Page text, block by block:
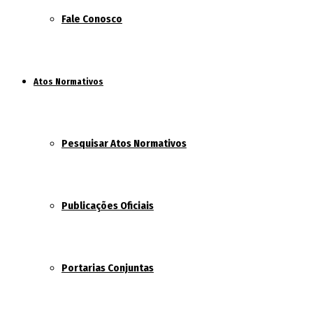
Fale Conosco
Atos Normativos
Pesquisar Atos Normativos
Publicações Oficiais
Portarias Conjuntas